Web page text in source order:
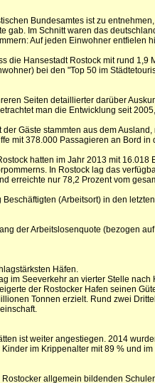
Bundesamtes ist zu
gab. Im Schnitt waren das
Auf jeden Einwohner entfielen
die Hansestadt Rostock mit rund 1,9
bei den "Top 50 im
Seiten detaillierter darüber
man die Entwicklung seit
Gäste stammten aus dem
mit 378.000 Passagieren an Bord in
hatten im Jahr 2013 mit 16.018
In Rostock lag das
erreichte nur 78,2 Prozent vom
(Arbeitsort) in den
der Arbeitslosenquote (bezogen
Häfen.
im Seeverkehr an vierter Stelle nach
der Rostocker Hafen seinen
Tonnen erzielt. Rund zwei
ist weiter angestiegen. 2014
im Krippenalter mit 89 % und
allgemein bildenden